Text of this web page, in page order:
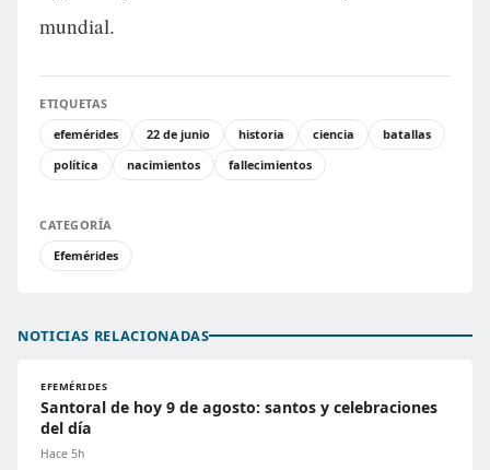
mundial.
ETIQUETAS
efemérides
22 de junio historia ciencia
batallas
política
nacimientos fallecimientos
CATEGORÍA
Efemérides
NOTICIAS RELACIONADAS
EFEMÉRIDES
Santoral de hoy 9 de agosto: santos y celebraciones
del día
Hace 5h